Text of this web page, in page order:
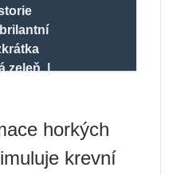
zeleň. |
horkých
krevní